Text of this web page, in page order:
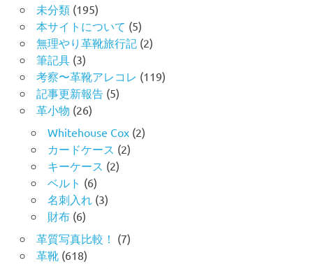
未分類(195)
本サイトについて (5)
無理やり革靴旅行記 (2)
筆記具(3)
考察〜革靴アレコレ (119)
記事更新報告(5)
革小物 (26)
Whitehouse Cox(2)
カードケース (2)
キーケース (2)
ベルト (6)
名刺入れ (3)
財布(6)
革質写真比較！ (7)
革靴(618)